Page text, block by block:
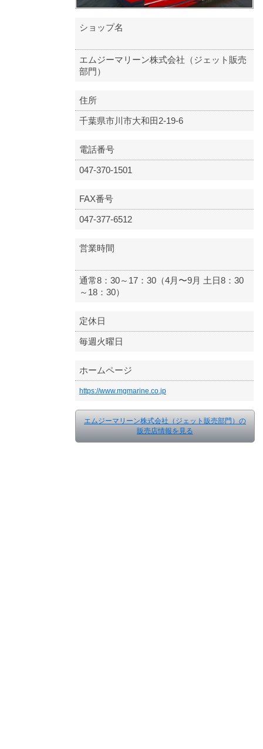
ショップ名
エムジーマリーン株式会社（ジェット販売
部門）
住所
千葉県市川市大和田2-19-6
電話番号
047-370-1501
FAX番号
047-377-6512
営業時間
通常8：30～17：30（4月〜9月 土日8：30
～18：30）
定休日
毎週火曜日
ホームページ
https://www.mgmarine.co.jp
エムジーマリーン株式会社（ジェット販売部門）の
販売店情報を見る